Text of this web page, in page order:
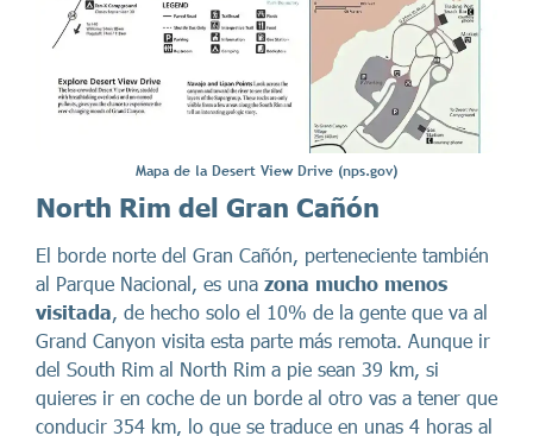
Mapa de la Desert View Drive (nps.gov)
North Rim del Gran Cañón
El borde norte del Gran Cañón, perteneciente también
al Parque Nacional, es una zona mucho menos
visitada, de hecho solo el 10% de la gente que va al
Grand Canyon visita esta parte más remota. Aunque ir
del South Rim al North Rim a pie sean 39 km, si
quieres ir en coche de un borde al otro vas a tener que
conducir 354 km, lo que se traduce en unas 4 horas al